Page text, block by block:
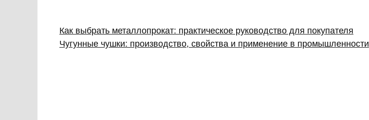
Как выбрать металлопрокат: практическое руководство для покупателя
Чугунные чушки: производство, свойства и применение в промышленности